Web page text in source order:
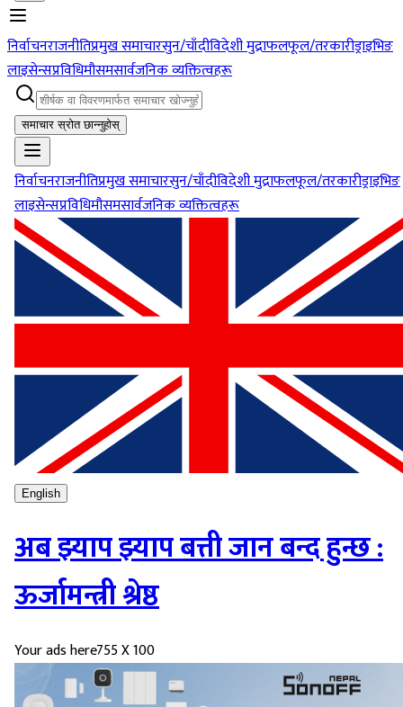
निर्वाचनराजनीतिप्रमुख समाचारसुन/चाँदीविदेशी मुद्राफलफूल/तरकारीड्राइभिङ
लाइसेन्सप्रविधिमौसमसार्वजनिक व्यक्तित्वहरू
समाचार स्रोत छान्नुहोस्
निर्वाचनराजनीतिप्रमुख समाचारसुन/चाँदीविदेशी मुद्राफलफूल/तरकारीड्राइभिङ
लाइसेन्सप्रविधिमौसमसार्वजनिक व्यक्तित्वहरू
English
अब झ्याप झ्याप बत्ती जान बन्द हुन्छ :
ऊर्जामन्त्री श्रेष्ठ
Your ads here755 X 100